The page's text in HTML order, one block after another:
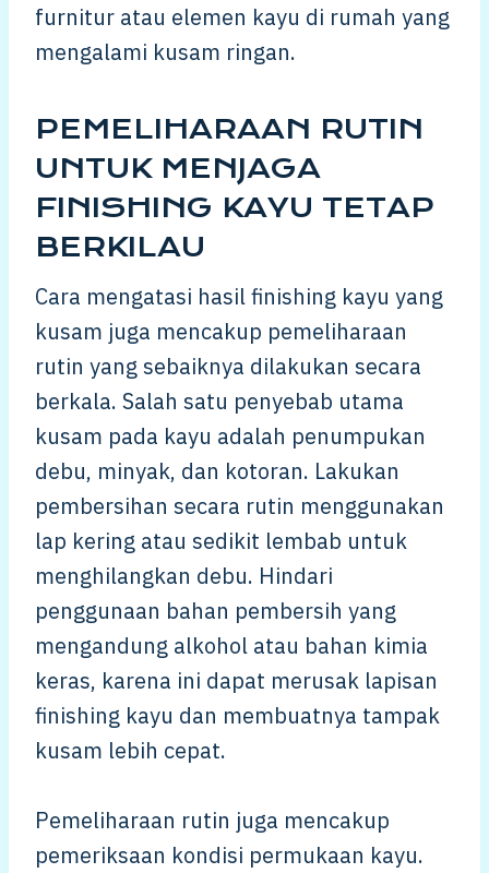
furnitur atau elemen kayu di rumah yang
mengalami kusam ringan.
PEMELIHARAAN RUTIN
UNTUK MENJAGA
FINISHING KAYU TETAP
BERKILAU
Cara mengatasi hasil finishing kayu yang
kusam juga mencakup pemeliharaan
rutin yang sebaiknya dilakukan secara
berkala. Salah satu penyebab utama
kusam pada kayu adalah penumpukan
debu, minyak, dan kotoran. Lakukan
pembersihan secara rutin menggunakan
lap kering atau sedikit lembab untuk
menghilangkan debu. Hindari
penggunaan bahan pembersih yang
mengandung alkohol atau bahan kimia
keras, karena ini dapat merusak lapisan
finishing kayu dan membuatnya tampak
kusam lebih cepat.
Pemeliharaan rutin juga mencakup
pemeriksaan kondisi permukaan kayu.